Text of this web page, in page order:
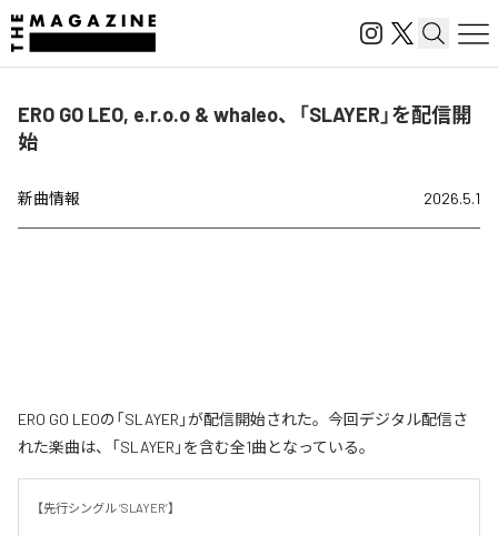
ERO GO LEO, e.r.o.o & whaleo、「SLAYER」を配信開
始
新曲情報 2026.5.1
ERO GO LEOの「SLAYER」が配信開始された。今回デジタル配信さ
れた楽曲は、「SLAYER」を含む全1曲となっている。
【先行シングル ‘SLAYER’】